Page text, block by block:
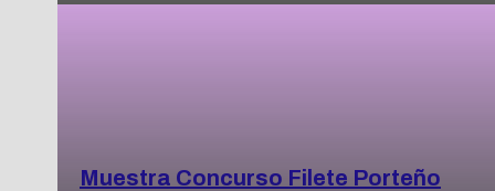
Muestra Concurso Filete Porteño